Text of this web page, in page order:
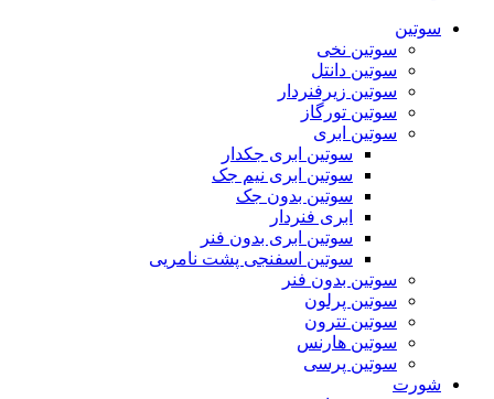
سوتین
سوتین نخی
سوتین دانتل
سوتین زیرفنردار
سوتین تورگاز
سوتین ابری
سوتین ابری جکدار
سوتین ابری نیم جک
سوتین بدون جک
ابری فنردار
سوتین ابری بدون فنر
سوتین اسفنجی پشت نامریی
سوتین بدون فنر
سوتین پرلون
سوتین تترون
سوتین هارنس
سوتین پرسی
شورت